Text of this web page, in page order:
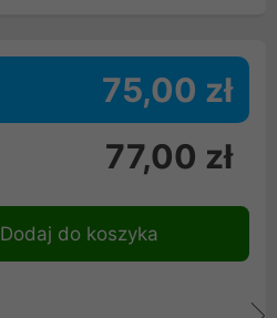
75,00 zł
77,00 zł
Dodaj do koszyka